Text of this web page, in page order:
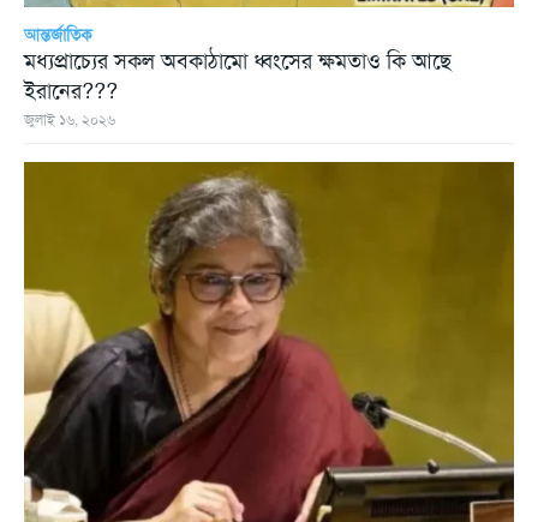
আন্তর্জাতিক
মধ্যপ্রাচ্যের সকল অবকাঠামো ধ্বংসের ক্ষমতাও কি আছে
ইরানের???
জুলাই ১৬, ২০২৬